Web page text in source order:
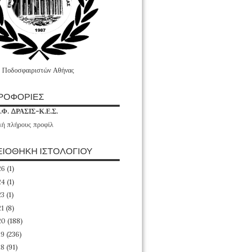
Αθήνας
ΔΡΑΣΙΣ-Κ.Ε.Σ.
πλήρους προφίλ
ΙΣΤΟΛΟΓΙΟΥ
(1)
(1)
(1)
(8)
(188)
(236)
(91)